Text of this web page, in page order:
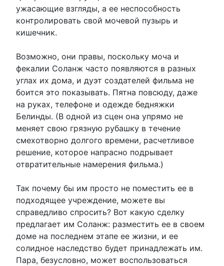
ужасающие взгляды, а ее неспособность
контролировать свой мочевой пузырь и
кишечник.
Возможно, они правы, поскольку моча и
фекалии Соланж часто появляются в разных
углах их дома, и дуэт создателей фильма не
боится это показывать. Пятна повсюду, даже
на руках, телефоне и одежде бедняжки
Белинды. (В одной из сцен она упрямо не
меняет свою грязную рубашку в течение
смехотворно долгого времени, расчетливое
решение, которое напрасно подрывает
отвратительные намерения фильма.)
Так почему бы им просто не поместить ее в
подходящее учреждение, можете вы
справедливо спросить? Вот какую сделку
предлагает им Соланж: разместить ее в своем
доме на последнем этапе ее жизни, и ее
солидное наследство будет принадлежать им.
Пара, безусловно, может воспользоваться